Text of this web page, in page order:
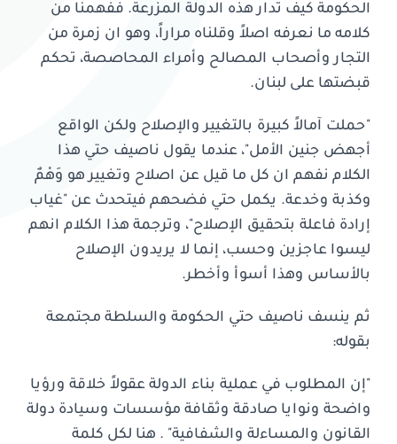
الحكومة كيف تُدار هذه الدولة المزرعة. ففهمنا من
كلامه ما نعرفه اصلاً وقلناه مراراً، وهو ان زمرة من
التجار وأصحاب المصالح وأمراء المحاصصة، تحكم
قبضتها على لبنان.
"حملت آمالاً كبيرة بالتغيير والإصلاح ولكن الواقع
أجهض جنين الأمل"، عندما يقول ناصيف حتي هذا
الكلام نفهم ان كل ما قيل عن اصلاح وتغيير هو وَهْمٌ
وكذبة وخدعة. يكمل حتي فضحهم فيتحدث عن "غياب
إرادة فاعلة بتحقيق الإصلاح"، وترجمة هذا الكلام انهم
ليسوا عاجزين وحسب، إنما لا يريدون الإصلاح
بالأساس وهذا أسوأ وأخطر.
ثم ينسف ناصيف حتي الحكومة والسلطة مجتمعة
بقوله:
"إن المطلوب في عملية بناء الدولة عقولاً خلاقة ورؤيا
واضحة ونوايا صادقة وثقافة مؤسسات وسيادة دولة
القانون والمساءلة والشفافية" . هنا لكل كلمة